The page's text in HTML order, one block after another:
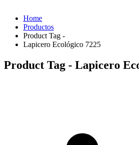
Home
Productos
Product Tag -
Lapicero Ecológico 7225
Product Tag - Lapicero